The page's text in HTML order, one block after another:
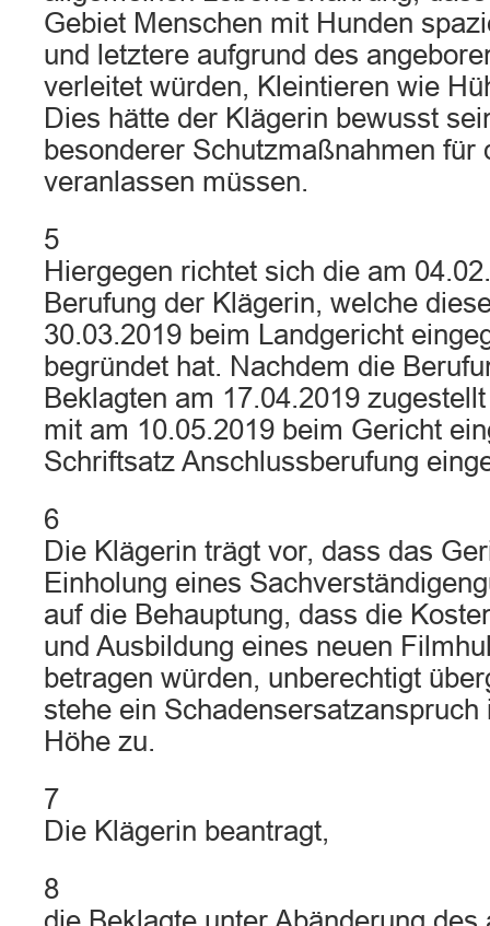
Gebiet Menschen mit Hunden
und letztere aufgrund des
verleitet würden, Kleintieren wie
Dies hätte der Klägerin bewusst
besonderer Schutzmaßnahmen für
veranlassen müssen.
5
Hiergegen richtet sich die am
Berufung der Klägerin, welche
30.03.2019 beim Landgericht
begründet hat. Nachdem die
Beklagten am 17.04.2019
mit am 10.05.2019 beim Gericht
Schriftsatz Anschlussberufung
6
Die Klägerin trägt vor, dass das
Einholung eines
auf die Behauptung, dass die
und Ausbildung eines neuen
betragen würden, unberechtigt
stehe ein
Höhe zu.
7
Die Klägerin beantragt,
8